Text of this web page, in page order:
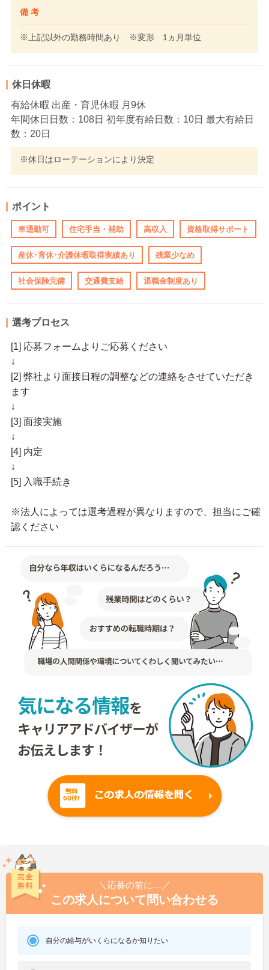
備 考
※上記以外の勤務時間あり ※変形 1ヵ月単位
休日休暇
有給休暇 出産・育児休暇 月9休
年間休日日数：108日 初年度有給日数：10日 最大有給日
数：20日
※休日はローテーションにより決定
ポイント
車通勤可 住宅手当・補助 高収入 資格取得サポート
産休･育休･介護休暇取得実績あり 残業少なめ
社会保険完備 交通費支給 退職金制度あり
選考プロセス
[1] 応募フォームよりご応募ください
↓
[2] 弊社より面接日程の調整などの連絡をさせていただき
ます
↓
[3] 面接実施
↓
[4] 内定
↓
[5] 入職手続き
※法人によっては選考過程が異なりますので、担当にご確
認ください
＼応募の前に…／
この求人について問い合わせる
自分の給与がいくらになるか知りたい